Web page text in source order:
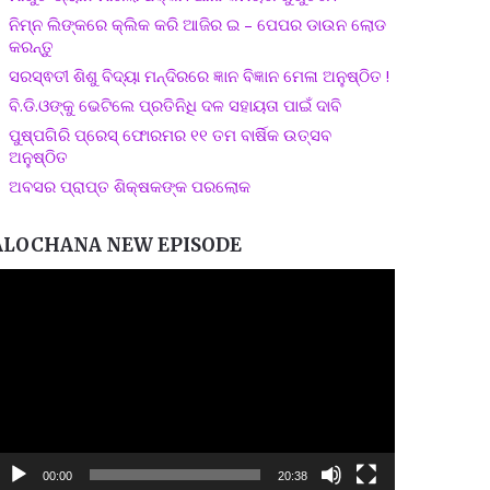
ନିମ୍ନ ଲିଙ୍କରେ କ୍ଲିକ କରି ଆଜିର ଇ – ପେପର ଡାଉନ ଲୋଡ
କରନ୍ତୁ
ସରସ୍ଵତୀ ଶିଶୁ ବିଦ୍ୟା ମନ୍ଦିରରେ ଜ୍ଞାନ ବିଜ୍ଞାନ ମେଳା ଅନୁଷ୍ଠିତ !
ବି.ଡି.ଓଙ୍କୁ ଭେଟିଲେ ପ୍ରତିନିଧି ଦଳ ସହାୟତା ପାଇଁ ଦାବି
ପୁଷ୍ପଗିରି ପ୍ରେସ୍ ଫୋରମର ୧୧ ତମ ବାର୍ଷିକ ଉତ୍ସବ
ଅନୁଷ୍ଠିତ
ଅବସର ପ୍ରାପ୍ତ ଶିକ୍ଷକଙ୍କ ପରଲୋକ
NEW EPISODE
00:00 20:38